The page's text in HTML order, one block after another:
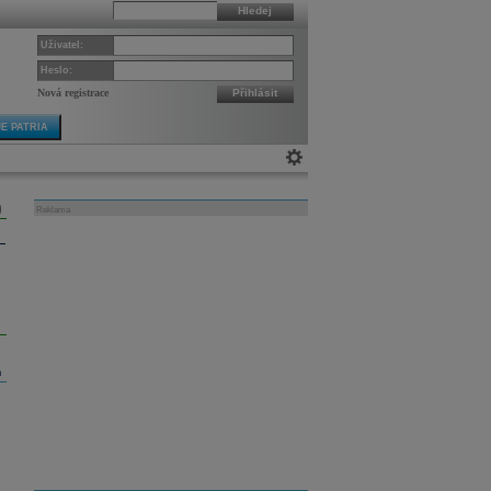
Hledej
Uživatel:
Heslo:
Nová registrace Přihlásit
PATRIA
Reklama